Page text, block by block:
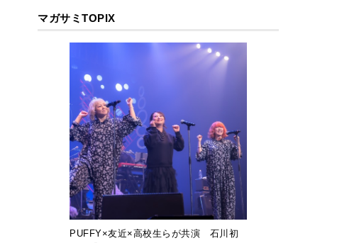
マガサミTOPIX
PUFFY×友近×高校生らが共演 石川初